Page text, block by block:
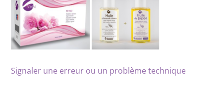
Signaler une erreur ou un problème technique